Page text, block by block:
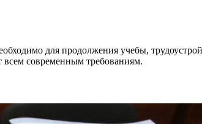
для продолжения учебы,
всем современным требованиям.